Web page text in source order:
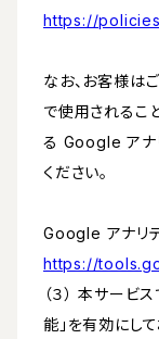
https://
なお、お客様は
で使用されるこ
る Google アナ
ください。
Google アナリテ
https://
（３） 本サー
能」を有効にし